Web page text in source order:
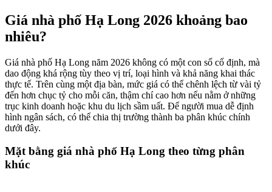
Giá nhà phố Hạ Long 2026 khoảng bao
nhiêu?
Giá nhà phố Hạ Long năm 2026 không có một con số cố định, mà
dao động khá rộng tùy theo vị trí, loại hình và khả năng khai thác
thực tế. Trên cùng một địa bàn, mức giá có thể chênh lệch từ vài tỷ
đến hơn chục tỷ cho mỗi căn, thậm chí cao hơn nếu nằm ở những
trục kinh doanh hoặc khu du lịch sầm uất. Để người mua dễ định
hình ngân sách, có thể chia thị trường thành ba phân khúc chính
dưới đây.
Mặt bằng giá nhà phố Hạ Long theo từng phân
khúc